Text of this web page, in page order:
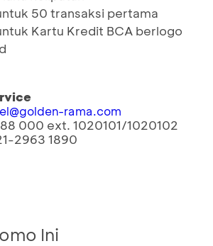
50 transaksi pertama
Kartu Kredit BCA berlogo
rama.com
000 ext. 1020101/1020102
2963 1890
Ini